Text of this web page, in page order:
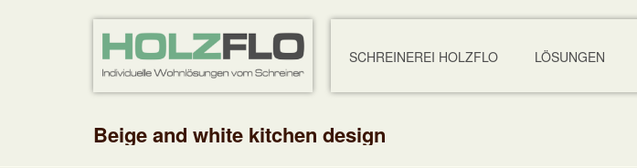
SCHREINEREI HOLZFLO LÖSUNGEN
Beige and white kitchen design